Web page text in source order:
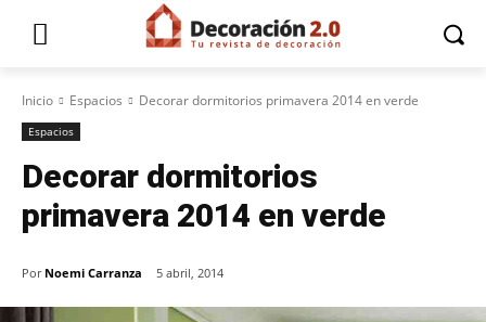
Inicio Espacios Decorar dormitorios primavera 2014 en verde
Espacios
Decorar dormitorios
primavera 2014 en verde
Por Noemi Carranza 5 abril, 2014